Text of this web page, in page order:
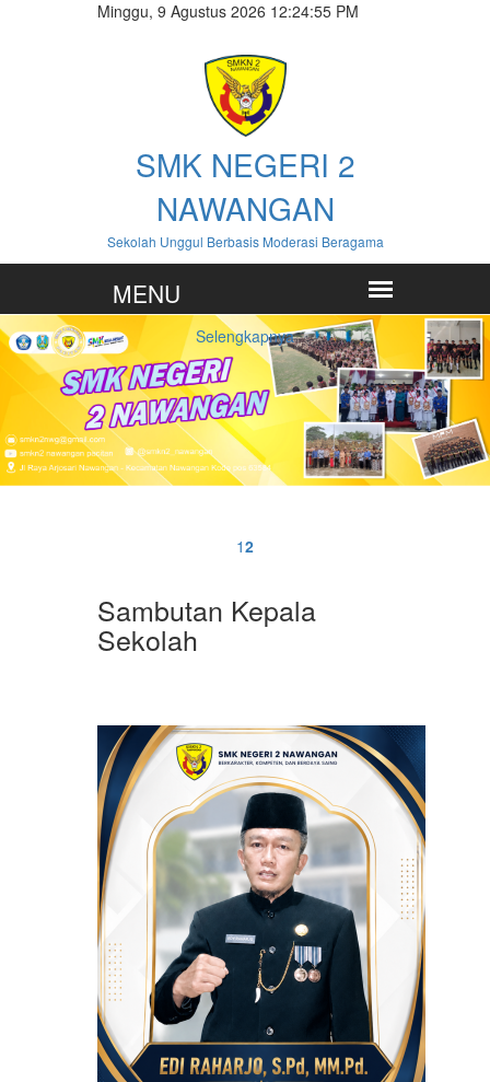
Minggu, 9 Agustus 2026 12:24:56 PM
SMK NEGERI 2
NAWANGAN
Sekolah Unggul Berbasis Moderasi Beragama
12
Sambutan Kepala
Sekolah